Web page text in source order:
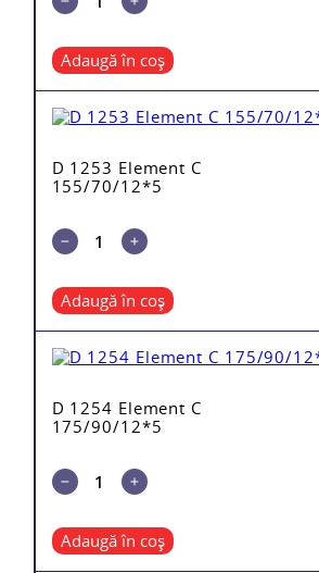
Adaugă în coș
D 1253 Element C
155/70/12*5
Adaugă în coș
D 1254 Element C
175/90/12*5
Adaugă în coș